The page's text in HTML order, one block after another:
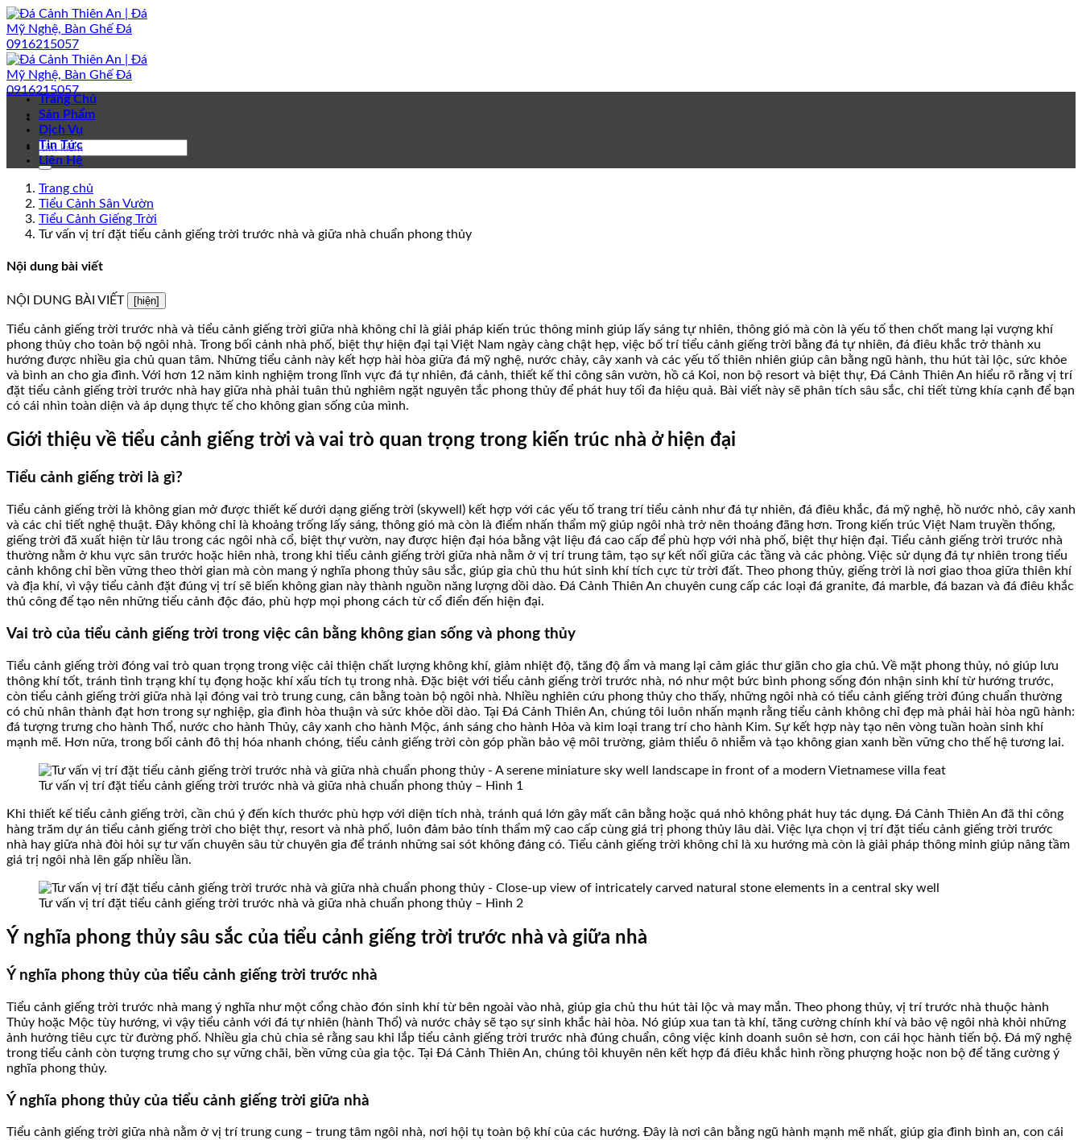
Bỏ
qua
nội
dung
Trang Chủ
Sản Phẩm
Dịch Vụ
Tin Tức
Liên Hệ
Trang chủ
Tiểu Cảnh Sân Vườn
Tiểu Cảnh Giếng Trời
Tư vấn vị trí đặt tiểu cảnh giếng trời trước nhà và giữa nhà chuẩn phong thủy
Nội dung bài viết
NỘI DUNG BÀI VIẾT [hiện]
Tiểu cảnh giếng trời trước nhà và tiểu cảnh giếng trời giữa nhà không chỉ là giải pháp kiến trúc thông minh giúp lấy sáng tự nhiên, thông gió mà còn là yếu tố then chốt mang lại vượng khí
phong thủy cho toàn bộ ngôi nhà. Trong bối cảnh nhà phố, biệt thự hiện đại tại Việt Nam ngày càng chật hẹp, việc bố trí tiểu cảnh giếng trời bằng đá tự nhiên, đá điêu khắc trở thành xu
hướng được nhiều gia chủ quan tâm. Những tiểu cảnh này kết hợp hài hòa giữa đá mỹ nghệ, nước chảy, cây xanh và các yếu tố thiên nhiên giúp cân bằng ngũ hành, thu hút tài lộc, sức khỏe
và bình an cho gia đình. Với hơn 12 năm kinh nghiệm trong lĩnh vực đá tự nhiên, đá cảnh, thiết kế thi công sân vườn, hồ cá Koi, non bộ resort và biệt thự, Đá Cảnh Thiên An hiểu rõ rằng vị trí
đặt tiểu cảnh giếng trời trước nhà hay giữa nhà phải tuân thủ nghiêm ngặt nguyên tắc phong thủy để phát huy tối đa hiệu quả. Bài viết này sẽ phân tích sâu sắc, chi tiết từng khía cạnh để bạn
có cái nhìn toàn diện và áp dụng thực tế cho không gian sống của mình.
Giới thiệu về tiểu cảnh giếng trời và vai trò quan trọng trong kiến trúc nhà ở hiện đại
Tiểu cảnh giếng trời là gì?
Tiểu cảnh giếng trời là không gian mở được thiết kế dưới dạng giếng trời (skywell) kết hợp với các yếu tố trang trí tiểu cảnh như đá tự nhiên, đá điêu khắc, đá mỹ nghệ, hồ nước nhỏ, cây xanh
và các chi tiết nghệ thuật. Đây không chỉ là khoảng trống lấy sáng, thông gió mà còn là điểm nhấn thẩm mỹ giúp ngôi nhà trở nên thoáng đãng hơn. Trong kiến trúc Việt Nam truyền thống,
giếng trời đã xuất hiện từ lâu trong các ngôi nhà cổ, biệt thự vườn, nay được hiện đại hóa bằng vật liệu đá cao cấp để phù hợp với nhà phố, biệt thự hiện đại. Tiểu cảnh giếng trời trước nhà
thường nằm ở khu vực sân trước hoặc hiên nhà, trong khi tiểu cảnh giếng trời giữa nhà nằm ở vị trí trung tâm, tạo sự kết nối giữa các tầng và các phòng. Việc sử dụng đá tự nhiên trong tiểu
cảnh không chỉ bền vững theo thời gian mà còn mang ý nghĩa phong thủy sâu sắc, giúp gia chủ thu hút sinh khí tích cực từ trời đất. Theo phong thủy, giếng trời là nơi giao thoa giữa thiên khí
và địa khí, vì vậy tiểu cảnh đặt đúng vị trí sẽ biến không gian này thành nguồn năng lượng dồi dào. Đá Cảnh Thiên An chuyên cung cấp các loại đá granite, đá marble, đá bazan và đá điêu khắc
thủ công để tạo nên những tiểu cảnh độc đáo, phù hợp mọi phong cách từ cổ điển đến hiện đại.
Vai trò của tiểu cảnh giếng trời trong việc cân bằng không gian sống và phong thủy
Tiểu cảnh giếng trời đóng vai trò quan trọng trong việc cải thiện chất lượng không khí, giảm nhiệt độ, tăng độ ẩm và mang lại cảm giác thư giãn cho gia chủ. Về mặt phong thủy, nó giúp lưu
thông khí tốt, tránh tình trạng khí tụ đọng hoặc khí xấu tích tụ trong nhà. Đặc biệt với tiểu cảnh giếng trời trước nhà, nó như một bức bình phong sống đón nhận sinh khí từ hướng trước,
còn tiểu cảnh giếng trời giữa nhà lại đóng vai trò trung cung, cân bằng toàn bộ ngôi nhà. Nhiều nghiên cứu phong thủy cho thấy, những ngôi nhà có tiểu cảnh giếng trời đúng chuẩn thường
có chủ nhân thành đạt hơn trong sự nghiệp, gia đình hòa thuận và sức khỏe dồi dào. Tại Đá Cảnh Thiên An, chúng tôi luôn nhấn mạnh rằng tiểu cảnh không chỉ đẹp mà phải hài hòa ngũ hành:
đá tượng trưng cho hành Thổ, nước cho hành Thủy, cây xanh cho hành Mộc, ánh sáng cho hành Hỏa và kim loại trang trí cho hành Kim. Sự kết hợp này tạo nên vòng tuần hoàn sinh khí
mạnh mẽ. Hơn nữa, trong bối cảnh đô thị hóa nhanh chóng, tiểu cảnh giếng trời còn góp phần bảo vệ môi trường, giảm thiểu ô nhiễm và tạo không gian xanh bền vững cho thế hệ tương lai.
Tư vấn vị trí đặt tiểu cảnh giếng trời trước nhà và giữa nhà chuẩn phong thủy – Hình 1
Khi thiết kế tiểu cảnh giếng trời, cần chú ý đến kích thước phù hợp với diện tích nhà, tránh quá lớn gây mất cân bằng hoặc quá nhỏ không phát huy tác dụng. Đá Cảnh Thiên An đã thi công
hàng trăm dự án tiểu cảnh giếng trời cho biệt thự, resort và nhà phố, luôn đảm bảo tính thẩm mỹ cao cấp cùng giá trị phong thủy lâu dài. Việc lựa chọn vị trí đặt tiểu cảnh giếng trời trước
nhà hay giữa nhà đòi hỏi sự tư vấn chuyên sâu từ chuyên gia để tránh những sai sót không đáng có. Tiểu cảnh giếng trời không chỉ là xu hướng mà còn là giải pháp thông minh giúp nâng tầm
giá trị ngôi nhà lên gấp nhiều lần.
Tư vấn vị trí đặt tiểu cảnh giếng trời trước nhà và giữa nhà chuẩn phong thủy – Hình 2
Ý nghĩa phong thủy sâu sắc của tiểu cảnh giếng trời trước nhà và giữa nhà
Ý nghĩa phong thủy của tiểu cảnh giếng trời trước nhà
Tiểu cảnh giếng trời trước nhà mang ý nghĩa như một cổng chào đón sinh khí từ bên ngoài vào nhà, giúp gia chủ thu hút tài lộc và may mắn. Theo phong thủy, vị trí trước nhà thuộc hành
Thủy hoặc Mộc tùy hướng, vì vậy tiểu cảnh với đá tự nhiên (hành Thổ) và nước chảy sẽ tạo sự sinh khắc hài hòa. Nó giúp xua tan tà khí, tăng cường chính khí và bảo vệ ngôi nhà khỏi những
ảnh hưởng tiêu cực từ đường phố. Nhiều gia chủ chia sẻ rằng sau khi lắp tiểu cảnh giếng trời trước nhà đúng chuẩn, công việc kinh doanh suôn sẻ hơn, con cái học hành tiến bộ. Đá mỹ nghệ
trong tiểu cảnh còn tượng trưng cho sự vững chãi, bền vững của gia tộc. Tại Đá Cảnh Thiên An, chúng tôi khuyên nên kết hợp đá điêu khắc hình rồng phượng hoặc non bộ để tăng cường ý
nghĩa phong thủy.
Ý nghĩa phong thủy của tiểu cảnh giếng trời giữa nhà
Tiểu cảnh giếng trời giữa nhà nằm ở vị trí trung cung – trung tâm ngôi nhà, nơi hội tụ toàn bộ khí của các hướng. Đây là nơi cân bằng ngũ hành mạnh mẽ nhất, giúp gia đình bình an, con cái